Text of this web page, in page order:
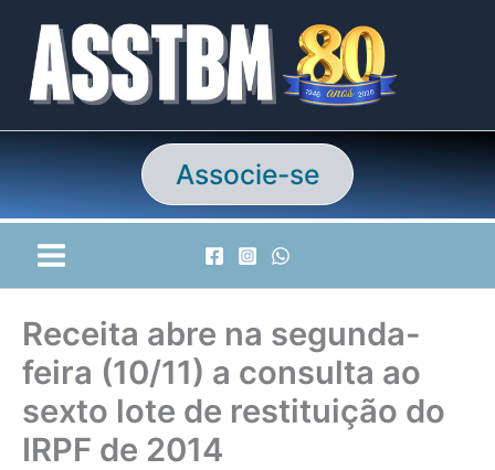
conteúdo
Associe-se
Receita abre na segunda-
feira (10/11) a consulta ao
sexto lote de restituição do
IRPF de 2014